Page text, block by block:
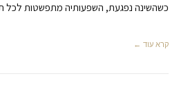
כשהשינה נפגעת, השפעותיה מתפשטות לכל
קרא עוד ←